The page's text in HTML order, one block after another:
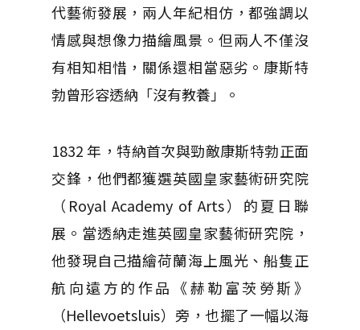
代藝術發展，兩人年紀相仿，都強調以
情感與想像力描繪風景。但兩人不僅沒
有相知相惜，關係還相當惡劣。康斯特
勃曾形容透納「沒有教養」。
1832 年，特納首次與勁敵康斯特勃正面
交鋒，他們都獲選英國皇家藝術研究院
（Royal Academy of Arts）的夏日聯
展。當透納走進英國皇家藝術研究院，
他發現自己描繪荷蘭海上風光、船隻正
航向遠方的作品《赫勒富茨勞斯》
（Hellevoetsluis）旁，也擺了一幅以海